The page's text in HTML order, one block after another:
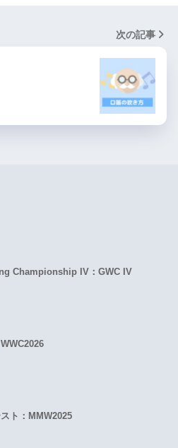
次の記事
Championship IV：GWC IV
ト：MMW2025